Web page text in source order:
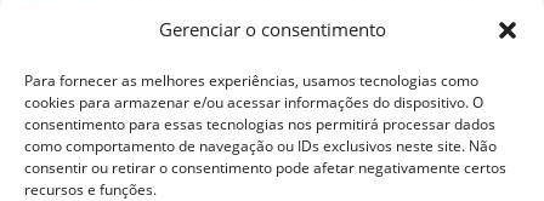
Gerenciar o consentimento
Para fornecer as melhores experiências, usamos tecnologias como
cookies para armazenar e/ou acessar informações do dispositivo. O
consentimento para essas tecnologias nos permitirá processar dados
como comportamento de navegação ou IDs exclusivos neste site. Não
consentir ou retirar o consentimento pode afetar negativamente certos
recursos e funções.
Categorias
Selecionar Categoria